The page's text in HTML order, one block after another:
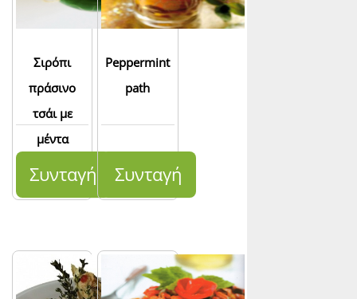
Σιρόπι
πράσινο
τσάι με
μέντα
Συνταγή
Peppermint
path
Συνταγή